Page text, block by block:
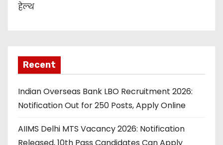
हेल्थ
Recent
Indian Overseas Bank LBO Recruitment 2026:
Notification Out for 250 Posts, Apply Online
AIIMS Delhi MTS Vacancy 2026: Notification